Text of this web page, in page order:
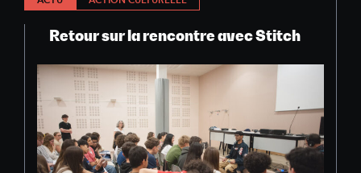
Retour sur la rencontre avec Stitch